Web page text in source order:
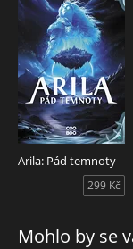
Arila: Pád temnoty
299 Kč
Mohlo by se